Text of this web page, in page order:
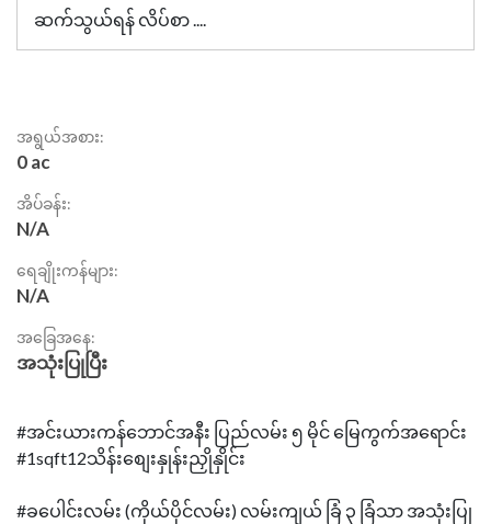
ဆက်သွယ်ရန် လိပ်စာ ....
အရွယ်အစား:
0 ac
အိပ်ခန်း:
N/A
ရေချိုးကန်များ:
N/A
အခြေအနေ:
အသုံးပြုပြီး
#အင်းယားကန်ဘောင်အနီး ပြည်လမ်း ၅ မိုင် မြေကွက်အရောင်း
#1sqft12သိန်းစျေးနှုန်းညှိုနှိုင်း
#ခပေါင်းလမ်း (ကိုယ်ပိုင်လမ်း) လမ်းကျယ် ခြံ ၃ ခြံသာ အသုံးပြု